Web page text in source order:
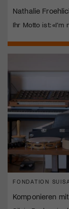
Nathalie
Ihr Motto ist: «I’m
FONDATION
Komponieren